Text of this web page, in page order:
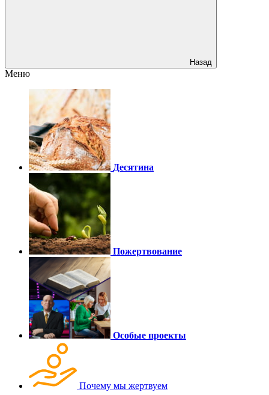
Назад
Меню
Десятина
Пожертвование
Особые проекты
Почему мы жертвуем